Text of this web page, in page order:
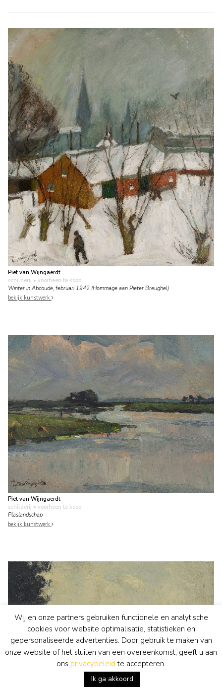
Piet van Wijngaerdt
schilderij • voorheen te koop
Winter in Abcoude, februari 1942 (Hommage aan Pieter Breughel)
bekijk kunstwerk
Piet van Wijngaerdt
schilderij • voorheen te koop
Plaslandschap
bekijk kunstwerk
Wij en onze partners gebruiken functionele en analytische
cookies voor website optimalisatie, statistieken en
gepersonaliseerde advertenties. Door gebruik te maken van
onze website of het sluiten van een overeenkomst, geeft u aan
ons privacybeleid te accepteren.
Ik ga akkoord